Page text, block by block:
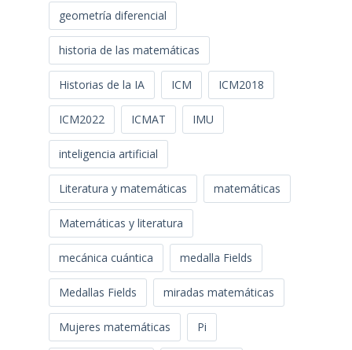
geometría diferencial
historia de las matemáticas
Historias de la IA ICM ICM2018
ICM2022 ICMAT IMU
inteligencia artificial
Literatura y matemáticas matemáticas
Matemáticas y literatura
mecánica cuántica medalla Fields
Medallas Fields miradas matemáticas
Mujeres matemáticas Pi